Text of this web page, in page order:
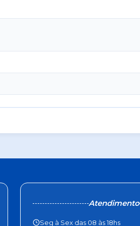
Atendimento
Seg à Sex das 08 às 18hs